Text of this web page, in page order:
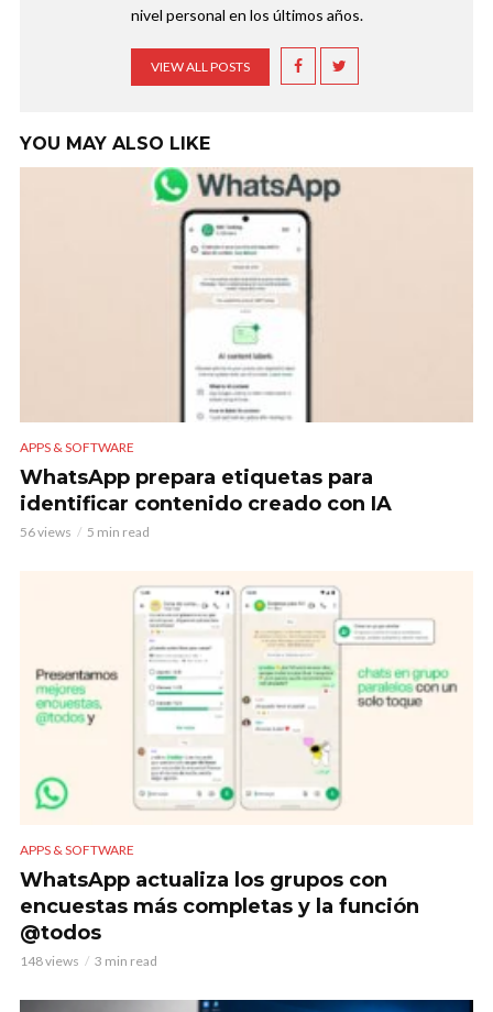
nivel personal en los últimos años.
VIEW ALL POSTS
YOU MAY ALSO LIKE
APPS & SOFTWARE
WhatsApp prepara etiquetas para
identificar contenido creado con IA
56 views 5 min read
APPS & SOFTWARE
WhatsApp actualiza los grupos con
encuestas más completas y la función
@todos
148 views 3 min read